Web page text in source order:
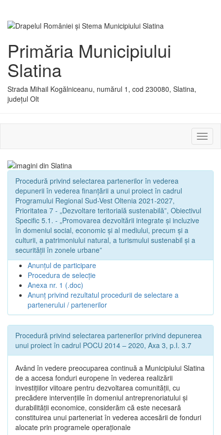
Primăria Municipiului
Slatina
Strada Mihail Kogălniceanu, numărul 1, cod 230080, Slatina,
județul Olt
sau
Procedură privind selectarea partenerilor în vederea
depunerii în vederea finanțării a unui proiect în cadrul
Programului Regional Sud-Vest Oltenia 2021-2027,
Prioritatea 7 - „Dezvoltare teritorială sustenabilă”, Obiectivul
Specific 5.1. - „Promovarea dezvoltării integrate și incluzive
în domeniul social, economic și al mediului, precum și a
culturii, a patrimoniului natural, a turismului sustenabil și a
securității în zonele urbane”
Anunțul de participare
Procedura de selecție
Anexa nr. 1 (.doc)
Anunț privind rezultatul procedurii de selectare a
partenerului / partenerilor
Procedură privind selectarea partenerilor privind depunerea
unui proiect în cadrul POCU 2014 – 2020, Axa 3, p.I. 3.7
Având în vedere preocuparea continuă a Municipiului Slatina
de a accesa fonduri europene în vederea realizării
investițiilor viitoare pentru dezvoltarea comunității, cu
precădere intervențiile în domeniul antreprenoriatului și
durabilității economice, considerăm că este necesară
constituirea unui parteneriat în vederea accesării de fonduri
alocate prin programele operaționale